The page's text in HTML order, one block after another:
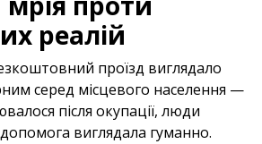
реалій
проїзд виглядало
серед місцевого населення —
після окупації, люди
виглядала гуманно.